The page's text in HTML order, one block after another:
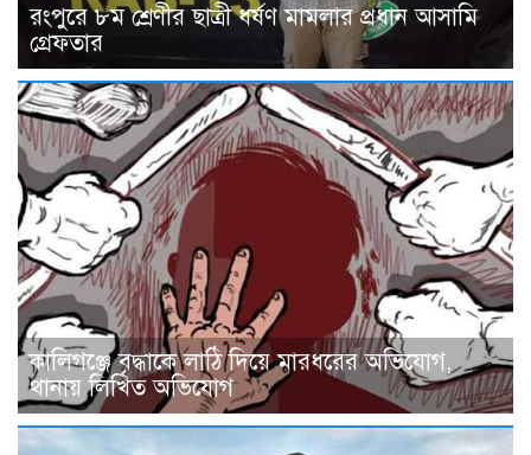
রংপুরে ৮ম শ্রেণীর ছাত্রী ধর্ষণ মামলার প্রধান আসামি
গ্রেফতার
কালিগঞ্জে বৃদ্ধাকে লাঠি দিয়ে মারধরের অভিযোগ,
থানায় লিখিত অভিযোগ